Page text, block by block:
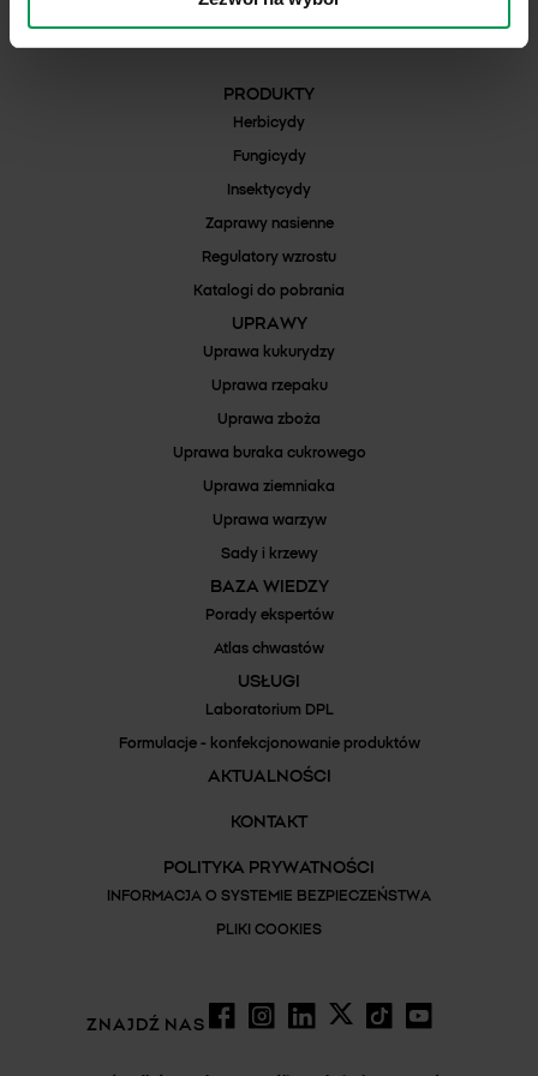
PRODUKTY
Herbicydy
Fungicydy
Insektycydy
Zaprawy nasienne
Regulatory wzrostu
Katalogi do pobrania
UPRAWY
Uprawa kukurydzy
Uprawa rzepaku
Uprawa zboża
Uprawa buraka cukrowego
Uprawa ziemniaka
Uprawa warzyw
Sady i krzewy
BAZA WIEDZY
Porady ekspertów
Atlas chwastów
USŁUGI
Laboratorium DPL
Formulacje - konfekcjonowanie produktów
AKTUALNOŚCI
KONTAKT
POLITYKA PRYWATNOŚCI
INFORMACJA O SYSTEMIE BEZPIECZEŃSTWA
PLIKI COOKIES
ZNAJDŹ NAS